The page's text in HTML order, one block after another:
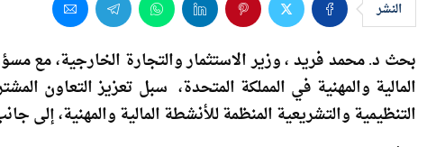
المالية والمهنية في المملكة المتحدة، سبل تعزيز التعاون
التنظيمية والتشريعية المنظمة للأنشطة المالية والمهنية،
ويأتي اللقاء ضمن سلسلة الاجتماعات التي يعقدها الوزير